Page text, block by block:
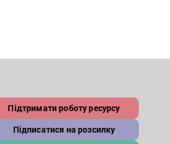
Підтримати роботу ресурсу
Підписатися на розсилку